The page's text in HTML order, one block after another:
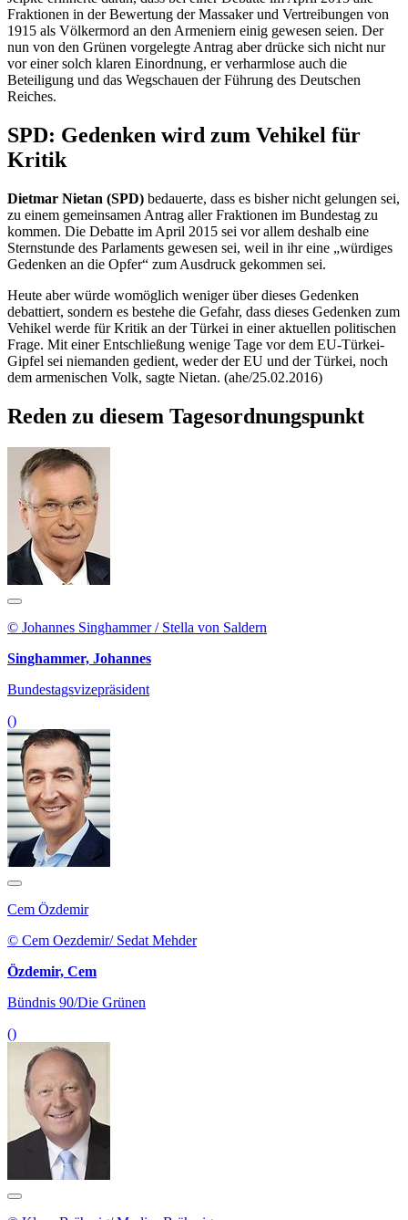
Fraktionen in der Bewertung der Massaker und Vertreibungen von
1915 als Völkermord an den Armeniern einig gewesen seien. Der
nun von den Grünen vorgelegte Antrag aber drücke sich nicht nur
vor einer solch klaren Einordnung, er verharmlose auch die
Beteiligung und das Wegschauen der Führung des Deutschen
Reiches.
SPD: Gedenken wird zum Vehikel für
Kritik
Dietmar Nietan (SPD) bedauerte, dass es bisher nicht gelungen sei,
zu einem gemeinsamen Antrag aller Fraktionen im Bundestag zu
kommen. Die Debatte im April 2015 sei vor allem deshalb eine
Sternstunde des Parlaments gewesen sei, weil in ihr eine „würdiges
Gedenken an die Opfer“ zum Ausdruck gekommen sei.
Heute aber würde womöglich weniger über dieses Gedenken
debattiert, sondern es bestehe die Gefahr, dass dieses Gedenken zum
Vehikel werde für Kritik an der Türkei in einer aktuellen politischen
Frage. Mit einer Entschließung wenige Tage vor dem EU-Türkei-
Gipfel sei niemanden gedient, weder der EU und der Türkei, noch
dem armenischen Volk, sagte Nietan. (ahe/25.02.2016)
Reden zu diesem Tagesordnungspunkt
© Johannes Singhammer / Stella von Saldern
Singhammer, Johannes
Bundestagsvizepräsident
()
Cem Özdemir
© Cem Oezdemir/ Sedat Mehder
Özdemir, Cem
Bündnis 90/Die Grünen
()